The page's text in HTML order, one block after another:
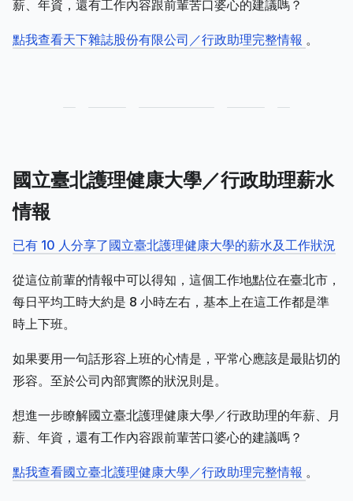
薪、年資，還有工作內容跟前輩苦口婆心的建議嗎？
點我查看天下雜誌股份有限公司／行政助理完整情報 。
國立臺北護理健康大學／行政助理薪水
情報
已有 10 人分享了國立臺北護理健康大學的薪水及工作狀況
從這位前輩的情報中可以得知，這個工作地點位在臺北市，
每日平均工時大約是 8 小時左右，基本上在這工作都是準
時上下班。
如果要用一句話形容上班的心情是，平常心應該是最貼切的
形容。至於公司內部實際的狀況則是。
想進一步瞭解國立臺北護理健康大學／行政助理的年薪、月
薪、年資，還有工作內容跟前輩苦口婆心的建議嗎？
點我查看國立臺北護理健康大學／行政助理完整情報 。